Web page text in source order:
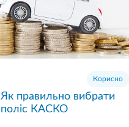
Корисно
Як правильно вибрати
поліс КАСКО